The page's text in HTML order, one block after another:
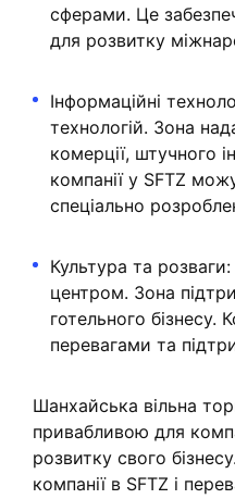
сферами. Це
для розвитку
Інформаційні
технологій. Зона
комерції, штучного
компанії у SFTZ
спеціально
Культура та
центром. Зона
готельного бізнесу.
перевагами та
Шанхайська вільна
привабливою для
розвитку свого
компанії в SFTZ і